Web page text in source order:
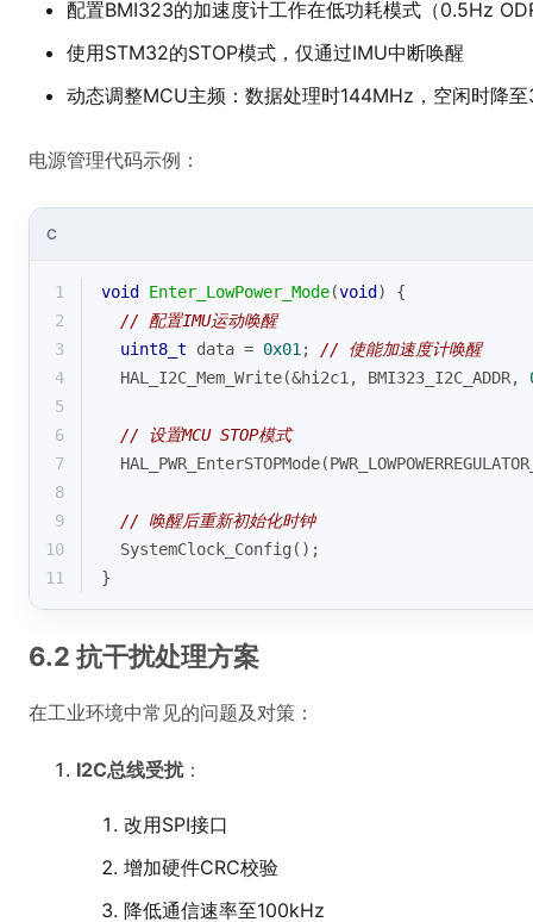
配置BMI323的加速度计工作在低功耗模式（0.5Hz
使用STM32的STOP模式，仅通过IMU中断唤醒
动态调整MCU主频：数据处理时144MHz，空闲时降
电源管理代码示例：
C
1 void Enter_LowPower_Mode(void )
{
2
// 配置IMU运动唤醒
3
uint8_t data = 0x01 ; // 使能加速度计唤醒
4
  HAL_I2C_Mem_Write(&hi2c1, BMI323_I2C_ADDR,
5
6
// 设置MCU STOP模式
7
8
9
// 唤醒后重新初始化时钟
10
  SystemClock_Config();
11
}
6.2 抗干扰处理方案
在工业环境中常见的问题及对策：
I2C总线受扰：
改用SPI接口
增加硬件CRC校验
降低通信速率至100kHz